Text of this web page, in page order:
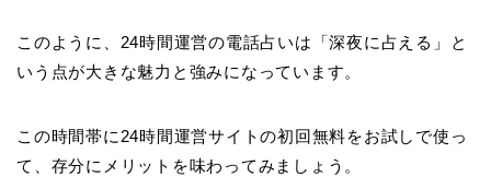
このように、24時間運営の電話占いは「深夜に占える」と
いう点が大きな魅力と強みになっています。
この時間帯に24時間運営サイトの初回無料をお試しで使っ
て、存分にメリットを味わってみましょう。